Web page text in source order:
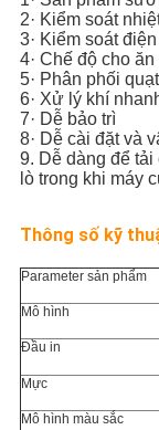
2· Kiểm soát
3· Kiểm soát
4· Chế độ cho
5· Phân phối
6· Xử lý khí
7· Dễ bảo trì
8· Dễ cài đặt và
9. Dễ dàng để
lò trong khi máy
Thông số kỹ
Parameter sản phẩm
Mô hình
Đầu in
Mực
Mô hình màu sắc